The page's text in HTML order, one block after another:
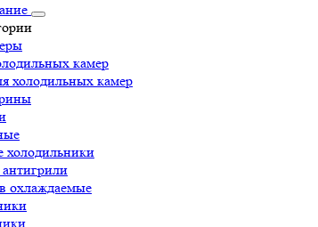
камер
холодильных камер
охлаждаемые